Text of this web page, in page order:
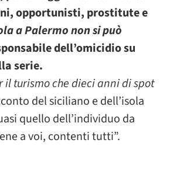
opportunisti, prostitute e
a Palermo non si può
dell’omicidio su
serie.
il turismo che dieci anni di spot
del siciliano e dell’isola
quello dell’individuo da
a voi, contenti tutti”.